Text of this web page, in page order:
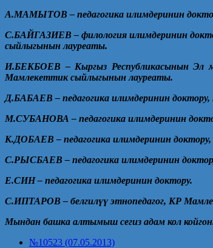
А.МАМЫТОВ – педагогика илимдеринин
С.БАЙГАЗИЕВ – филология илимдеринин
сыйлыгынын лауреаты.
И.БЕКБОЕВ – Кыргыз Республикасынын Эл
Мамлекеттик сыйлыгынын лауреаты.
Д.БАБАЕВ – педагогика илимдеринин доктору,
М.СУБАНОВА – педагогика илимдеринин
К.ДОБАЕВ – педагогика илимдеринин доктору,
С.РЫСБАЕВ – педагогика илимдеринин
Е.СИН – педагогика илимдеринин доктору.
С.ИПТАРОВ – белгилүүэтнопедагог, КР
Мындан башка алтымыш сегиз адам кол
№10523 (07.05.2013)